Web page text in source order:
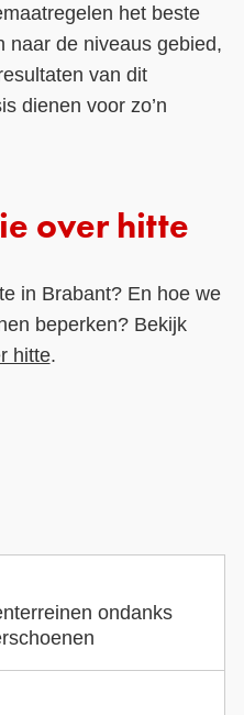
het beste
naar de niveaus gebied,
van dit
dienen voor zo’n
over hitte
in Brabant? En hoe we
beperken? Bekijk
hitte.
ondanks